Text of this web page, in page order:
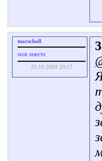
marschall
моя анкета
25.10.2009 20:17